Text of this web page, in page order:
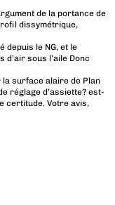
de la portance de
dissymétrique,
depuis le NG, et le
sous l’aile Donc
surface alaire de Plan
réglage d’assiette? est-
certitude. Votre avis,